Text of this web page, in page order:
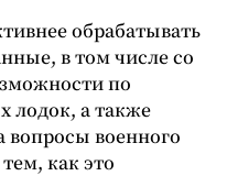
обрабатывать
в том числе со
по
лодок, а также
вопросы военного
как это